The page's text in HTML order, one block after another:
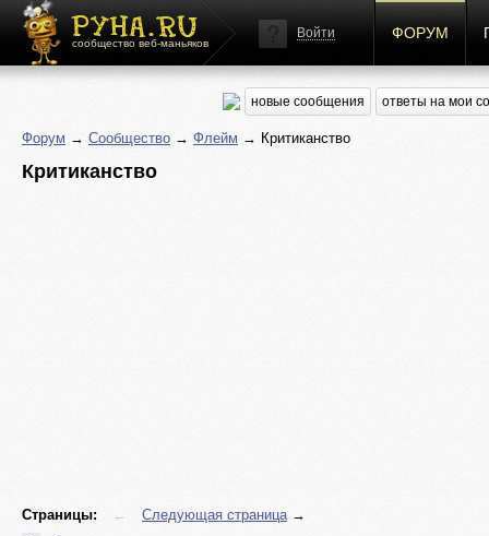
сообщество веб-маньяков
Войти ФОРУМ
новые сообщения ответы на мои
Форум → Сообщество → Флейм → Критиканство
Критиканство
Страницы: ← Следующая страница→